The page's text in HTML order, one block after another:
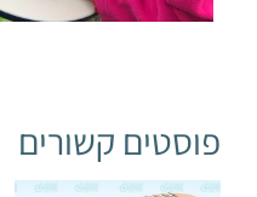
פוסטים קשורים